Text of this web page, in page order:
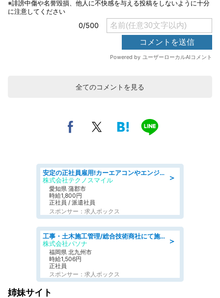
全てのコメントを見る
＞
安定の正社員雇用!カーエアコンやエンジンの製造・加工業務 denso aichi
株式会社テクノスマイル
愛知県 蒲郡市
時給1,800円
正社員 / 派遣社員
スポンサー：求人ボックス
＞
工事・土木施工管理/総合技術商社にて施工管理のお仕事/即日勤務可/車通勤可/工事・土木施工管理/生産・品質管理
株式会社パソナ
福岡県 北九州市
時給1,506円
正社員
スポンサー：求人ボックス
姉妹サイト